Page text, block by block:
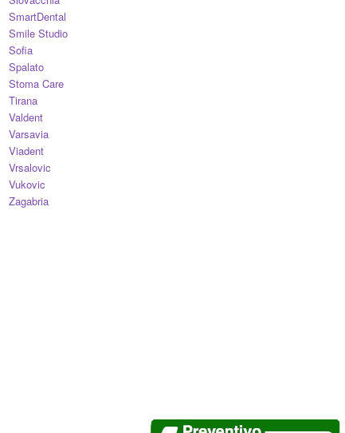
SmartDental
Smile Studio
Sofia
Spalato
Stoma Care
Tirana
Valdent
Varsavia
Viadent
Vrsalovic
Vukovic
Zagabria